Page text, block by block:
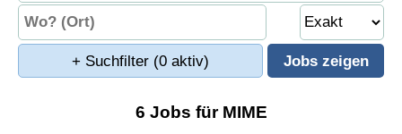
+ Suchfilter (0 aktiv)
6 Jobs für MIME